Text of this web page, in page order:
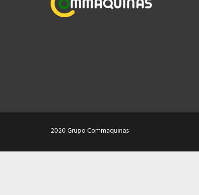
2020 Grupo Commaquinas